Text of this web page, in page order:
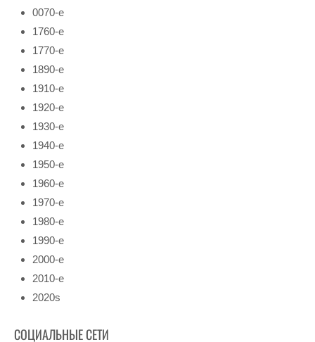
0070-е
1760-е
1770-е
1890-е
1910-е
1920-е
1930-е
1940-е
1950-е
1960-е
1970-е
1980-е
1990-е
2000-е
2010-е
2020s
СОЦИАЛЬНЫЕ СЕТИ